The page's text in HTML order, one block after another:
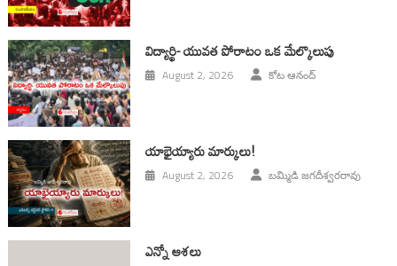
విద్యార్థి- యువత పోరాటం ఒక మేల్కొలుపు
August 2, 2026 కోట ఆనంద్
యాభైయ్యారు మార్కులు!
August 2, 2026 బమ్మిడి జగదీశ్వరరావు
ఎన్నో ఆశలు